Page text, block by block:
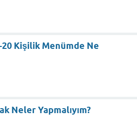
20 Kişilik Menümde Ne
Neler Yapmalıyım?